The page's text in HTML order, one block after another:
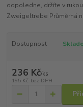
odpoledne, držíte v
Zweigeltrebe Průměrná
Dostupnost
236 Kč/ks
195 Kč bez DPH